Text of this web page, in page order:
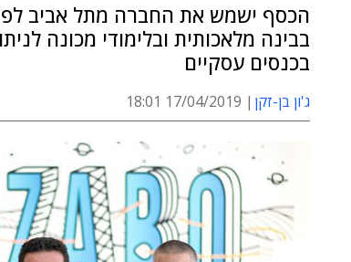
הכסף ישמש את החברה מתל אביב
בבינה מלאכותית ובלימודי מכונה
בכנסים עסקיים
ג'ון בן-זקן 17/04/2019 18:01